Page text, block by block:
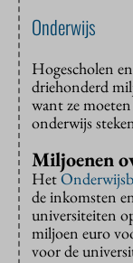
Onderwijs
Hogescholen
driehonderd
want ze
onderwijs
Miljoenen
Het
de inkomsten
universiteiten
miljoen euro
voor de